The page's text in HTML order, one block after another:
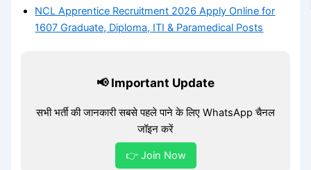
NCL Apprentice Recruitment 2026 Apply Online for
1607 Graduate, Diploma, ITI & Paramedical Posts
📢 Important Update
सभी भर्ती की जानकारी सबसे पहले पाने के लिए WhatsApp चैनल
जॉइन करें
👉 Join Now